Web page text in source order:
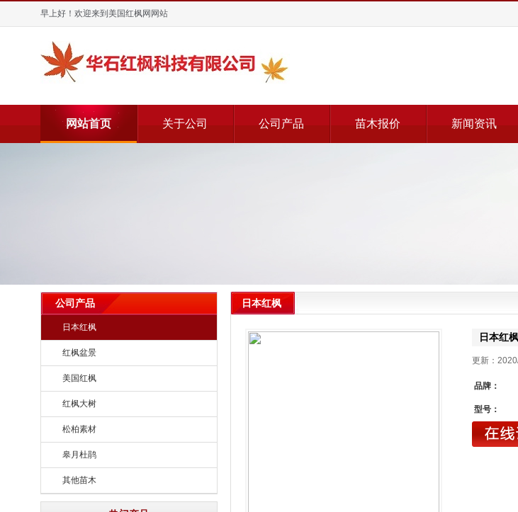
早上好！欢迎来到美国红枫网网站
网站首页 关于公司 公司产品 苗木报价 新闻资讯
公司产品
日本红枫
红枫盆景
美国红枫
红枫大树
松柏素材
皋月杜鹃
其他苗木
日本红枫
日本红
更新
品牌：
型号：